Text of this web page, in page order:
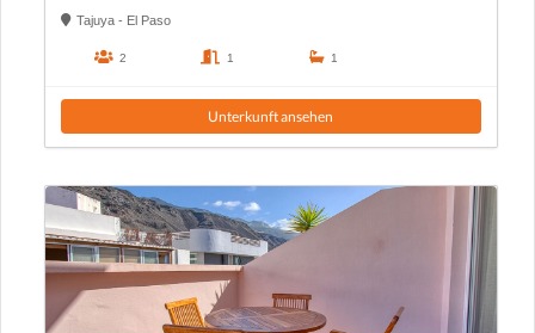
Tajuya - El Paso
2 1 1
Unterkunft ansehen